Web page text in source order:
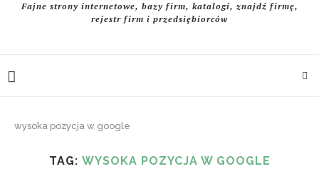
Fajne strony internetowe, bazy firm, katalogi, znajdź firmę,
rejestr firm i przedsiębiorców
wysoka pozycja w google
TAG: WYSOKA POZYCJA W GOOGLE